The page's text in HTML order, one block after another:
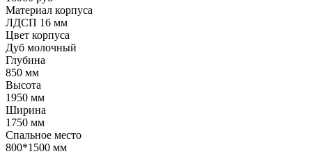
Материал корпуса
ЛДСП 16 мм
Цвет корпуса
Дуб молочный
Глубина
850 мм
Высота
1950 мм
Ширина
1750 мм
Спальное место
800*1500 мм